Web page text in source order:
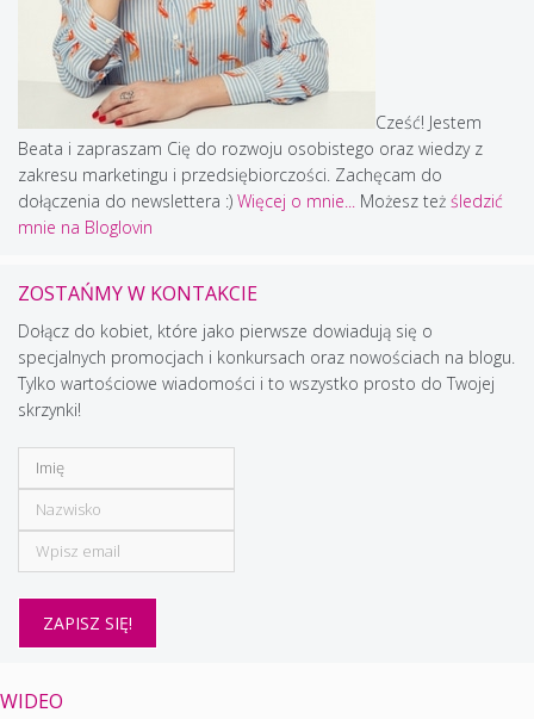
Cześć! Jestem
Beata i zapraszam Cię do rozwoju osobistego oraz wiedzy z
zakresu marketingu i przedsiębiorczości. Zachęcam do
dołączenia do newslettera :) Więcej o mnie... Możesz też śledzić
mnie na Bloglovin
ZOSTAŃMY W KONTAKCIE
Dołącz do kobiet, które jako pierwsze dowiadują się o
specjalnych promocjach i konkursach oraz nowościach na blogu.
Tylko wartościowe wiadomości i to wszystko prosto do Twojej
skrzynki!
WIDEO